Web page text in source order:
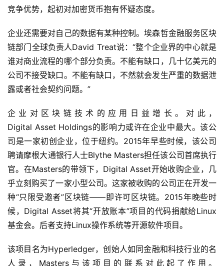
竞争优势，起初对加密货币抱有怀疑态度。
企业还需要对自己的数据有某种控制。埃森哲金融服务区块
链部门全球负责人David Treat说：“整个企业界的中心就是
谁对商业流程的哪个部分负责。不能有缺口，几十亿美元的
公司不接受缺口。不能有缺口，不然就会发生严重的数据泄
露或者社会契约问题。”
企业对区块链技术的应用日益增长。对此，
Digital Asset Holdings的影响力或许在企业中最大。该公
司是一家初创企业，位于纽约。2015年早些时候，该公司
聘请摩根大通银行人士Blythe Masters担任该公司首席执行
官。在Masters的带领下，Digital Asset开始收购企业，几
乎立刻购买了一家小型公司。这家被收购的公司正在开发一
种“只限受邀者”区块链——即许可区块链。2015年晚些时
候，Digital Asset将其“开放账本”项目的代码捐献给Linux
基金会。后者支持Linux操作系统等开源软件项目。
该项目名为Hyperledger，创始人如同金融和科技行业的名
人录，Masters与该项目的联系对此起了作用。